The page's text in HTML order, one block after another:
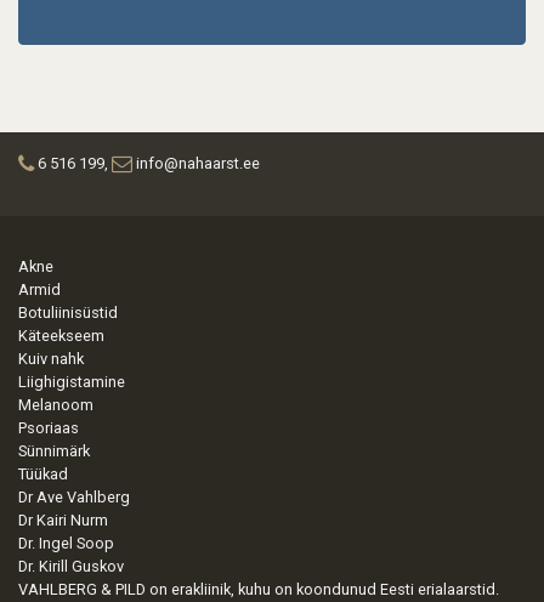
6 516 199, info@nahaarst.ee
Akne
Armid
Botuliinisüstid
Käteekseem
Kuiv nahk
Liighigistamine
Melanoom
Psoriaas
Sünnimärk
Tüükad
Dr Ave Vahlberg
Dr Kairi Nurm
Dr. Ingel Soop
Dr. Kirill Guskov
VAHLBERG & PILD on erakliinik, kuhu on koondunud Eesti erialaarstid.